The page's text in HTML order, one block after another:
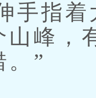
指着
山峰，
。”